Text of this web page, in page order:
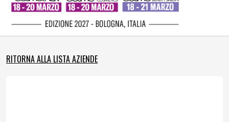
RITORNA ALLA LISTA AZIENDE